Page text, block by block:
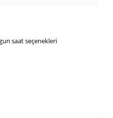
saat seçenekleri